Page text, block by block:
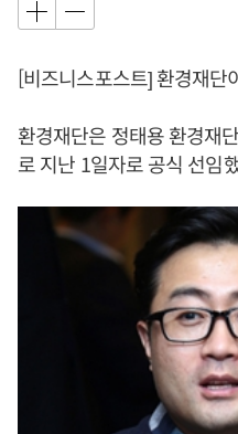
[비즈니스포스트] 환경재단
환경재단은 정태용 환경재
로 지난 1일자로 공식 선임